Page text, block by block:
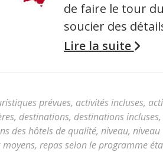
de faire le tour
soucier des
Lire la suite
prévues, activités incluses,
, destinations, destinations incluses,
des hôtels de qualité, niveau, niveau
, repas selon le programme